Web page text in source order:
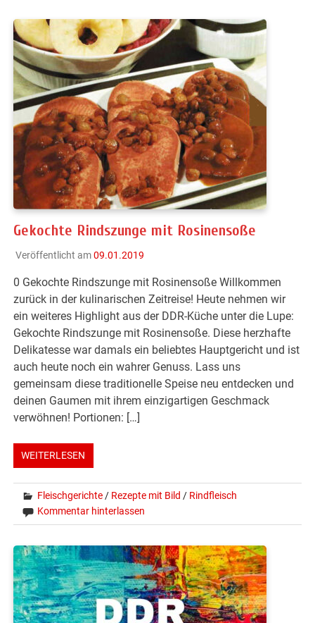
Gekochte Rindszunge mit Rosinensoße
Veröffentlicht am09.01.2019
0 Gekochte Rindszunge mit Rosinensoße Willkommen
zurück in der kulinarischen Zeitreise! Heute nehmen wir
ein weiteres Highlight aus der DDR-Küche unter die Lupe:
Gekochte Rindszunge mit Rosinensoße. Diese herzhafte
Delikatesse war damals ein beliebtes Hauptgericht und ist
auch heute noch ein wahrer Genuss. Lass uns
gemeinsam diese traditionelle Speise neu entdecken und
deinen Gaumen mit ihrem einzigartigen Geschmack
verwöhnen! Portionen: […]
WEITERLESEN
Fleischgerichte / Rezepte mit Bild / Rindfleisch
Kommentar hinterlassen